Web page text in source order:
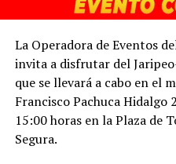
La Operadora de Eventos
invita a disfrutar del
que se llevará a cabo en el
Francisco Pachuca Hidalgo
15:00 horas en la Plaza de
Segura.